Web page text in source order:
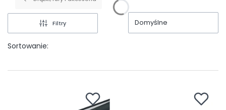
Filtry
Sortowanie:
Domyślne